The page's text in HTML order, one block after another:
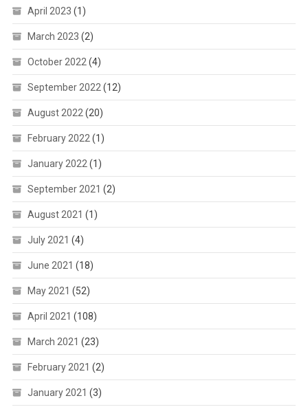
April 2023 (1)
March 2023 (2)
October 2022 (4)
September 2022 (12)
August 2022 (20)
February 2022 (1)
January 2022 (1)
September 2021 (2)
August 2021 (1)
July 2021 (4)
June 2021 (18)
May 2021 (52)
April 2021 (108)
March 2021 (23)
February 2021 (2)
January 2021 (3)